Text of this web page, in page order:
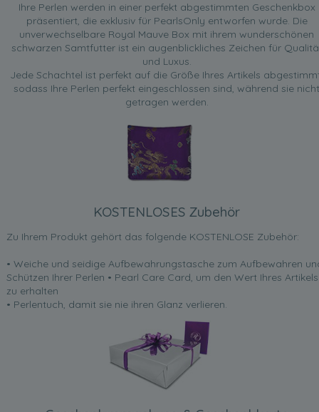
Ihre Perlen werden in einer perfekt abgestimmten Geschenkbox
präsentiert, die exklusiv für PearlsOnly entworfen wurde. Die
unverwechselbare Royal Mauve Box mit ihrem wunderschönen
schwarzen Samtfutter ist ein augenblickliches Zeichen für
und Luxus.
Jede Schachtel ist perfekt auf die Größe Ihres Artikels
sodass Ihre Perlen perfekt eingeschlossen sind, während sie nicht
getragen werden.
KOSTENLOSES Zubehör
Zu Ihrem Produkt gehört das folgende KOSTENLOSE Zubehör:
• Weiche und seidige Aufbewahrungstasche zum Aufbewahren
Schützen Ihrer Perlen • Pearl Care Card, um den Wert Ihres Artikels
zu erhalten
• Perlentuch, damit sie nie ihren Glanz verlieren.